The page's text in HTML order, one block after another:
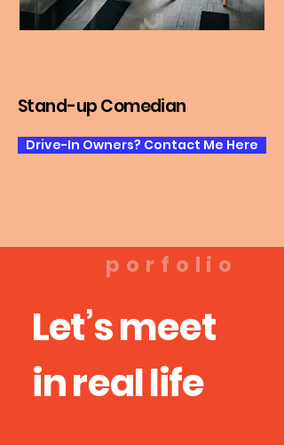
Stand-up Comedian
Drive-In Owners? Contact Me Here
porfolio
Let’s meet
inreallife